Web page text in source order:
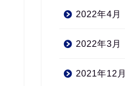
2022年4月
2022年3月
2021年12月